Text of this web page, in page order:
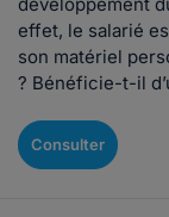
effet, le salarié
son matériel
? Bénéficie-t-il
Consulter